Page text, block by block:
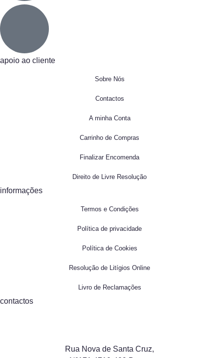
apoio ao cliente
Sobre Nós
Contactos
A minha Conta
Carrinho de Compras
Finalizar Encomenda
Direito de Livre Resolução
informações
Termos e Condições
Política de privacidade
Política de Cookies
Resolução de Litígios Online
Livro de Reclamações
contactos
Rua Nova de Santa Cruz,